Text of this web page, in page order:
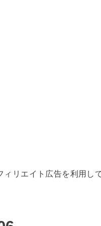
リエイト広告を利用し